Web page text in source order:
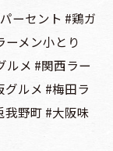
ーセント #鶏ガ
ーメン小とり
ルメ #関西ラー
グルメ #梅田ラ
我野町 #大阪味